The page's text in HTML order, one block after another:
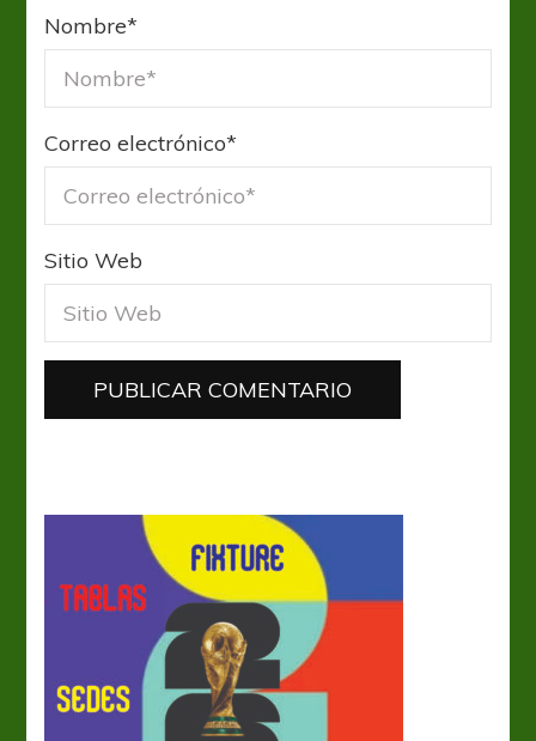
Nombre*
Correo electrónico*
Sitio Web